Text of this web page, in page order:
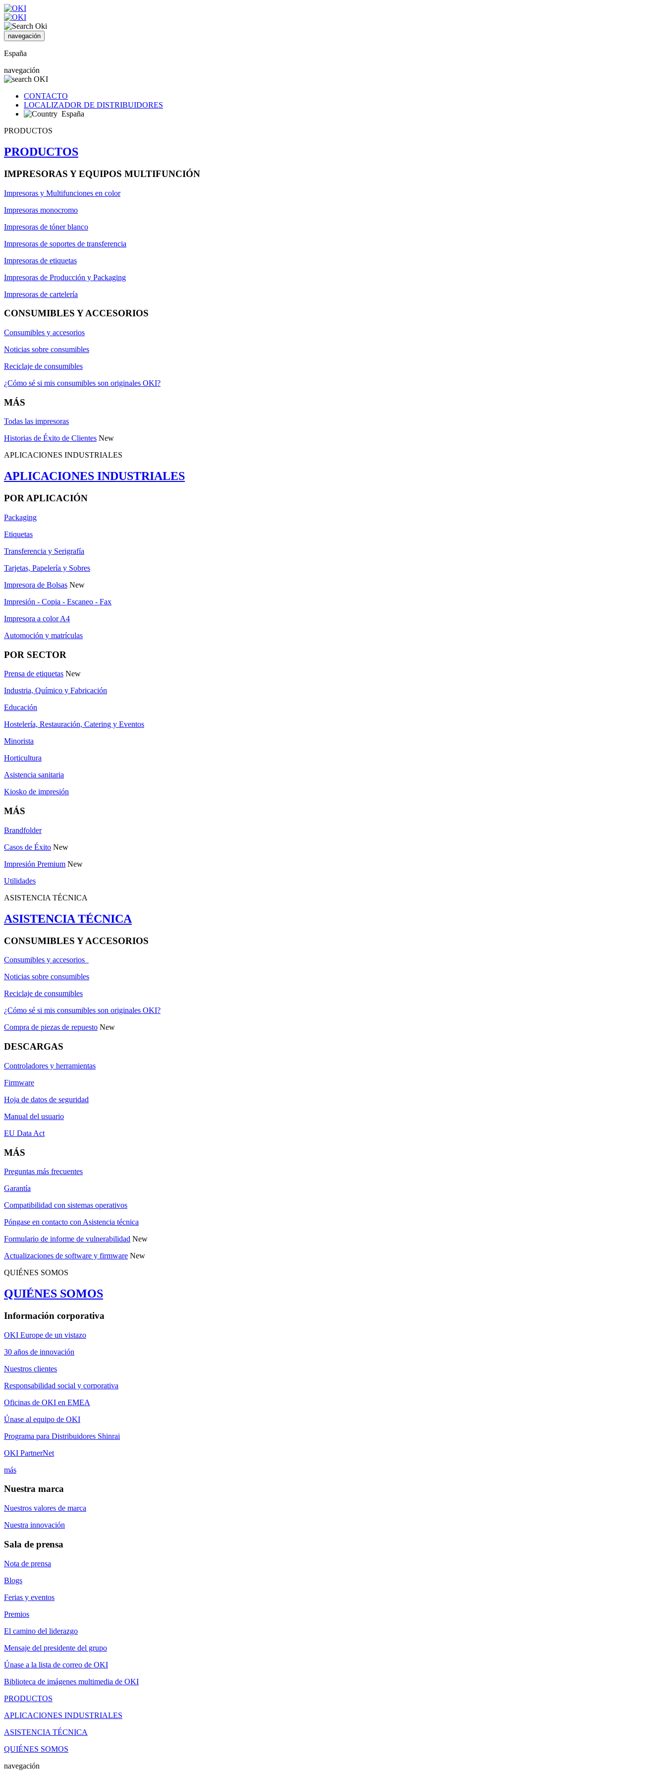
navegación
España
navegación
CONTACTO
LOCALIZADOR DE DISTRIBUIDORES
España
PRODUCTOS
PRODUCTOS
IMPRESORAS Y EQUIPOS MULTIFUNCIÓN
Impresoras y Multifunciones en color
Impresoras monocromo
Impresoras de tóner blanco
Impresoras de soportes de transferencia
Impresoras de etiquetas
Impresoras de Producción y Packaging
Impresoras de cartelería
CONSUMIBLES Y ACCESORIOS
Consumibles y accesorios
Noticias sobre consumibles
Reciclaje de consumibles
¿Cómo sé si mis consumibles son originales OKI?
MÁS
Todas las impresoras
Historias de Éxito de Clientes New
APLICACIONES INDUSTRIALES
APLICACIONES INDUSTRIALES
POR APLICACIÓN
Packaging
Etiquetas
Transferencia y Serigrafía
Tarjetas, Papelería y Sobres
Impresora de Bolsas New
Impresión - Copia - Escaneo - Fax
Impresora a color A4
Automoción y matrículas
POR SECTOR
Prensa de etiquetas New
Industria, Químico y Fabricación
Educación
Hostelería, Restauración, Catering y Eventos
Minorista
Horticultura
Asistencia sanitaria
Kiosko de impresión
MÁS
Brandfolder
Casos de Éxito New
Impresión Premium New
Utilidades
ASISTENCIA TÉCNICA
ASISTENCIA TÉCNICA
CONSUMIBLES Y ACCESORIOS
Consumibles y accesorios
Noticias sobre consumibles
Reciclaje de consumibles
¿Cómo sé si mis consumibles son originales OKI?
Compra de piezas de repuesto New
DESCARGAS
Controladores y herramientas
Firmware
Hoja de datos de seguridad
Manual del usuario
EU Data Act
MÁS
Preguntas más frecuentes
Garantía
Compatibilidad con sistemas operativos
Póngase en contacto con Asistencia técnica
Formulario de informe de vulnerabilidad New
Actualizaciones de software y firmware New
QUIÉNES SOMOS
QUIÉNES SOMOS
Información corporativa
OKI Europe de un vistazo
30 años de innovación
Nuestros clientes
Responsabilidad social y corporativa
Oficinas de OKI en EMEA
Únase al equipo de OKI
Programa para Distribuidores Shinrai
OKI PartnerNet
más
Nuestra marca
Nuestros valores de marca
Nuestra innovación
Sala de prensa
Nota de prensa
Blogs
Ferias y eventos
Premios
El camino del liderazgo
Mensaje del presidente del grupo
Únase a la lista de correo de OKI
Biblioteca de imágenes multimedia de OKI
PRODUCTOS
APLICACIONES INDUSTRIALES
ASISTENCIA TÉCNICA
QUIÉNES SOMOS
navegación